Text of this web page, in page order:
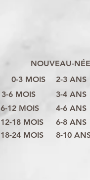
8-10
6-8 ANS
4-6 ANS
3-4 ANS
2-3 ANS
NOUVEAU-NÉE
0-3 MOIS
6-12 MOIS
12-18 MOIS
18-24 MOIS
3-6 MOIS